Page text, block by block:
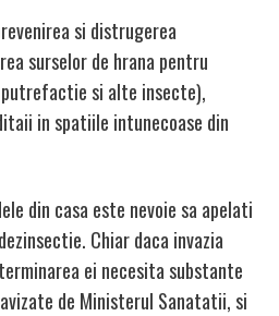
si distrugerea
surselor de hrana pentru
si alte insecte),
in spatiile intunecoase din
din casa este nevoie sa apelati
Chiar daca invazia
ei necesita substante
de Ministerul Sanatatii, si